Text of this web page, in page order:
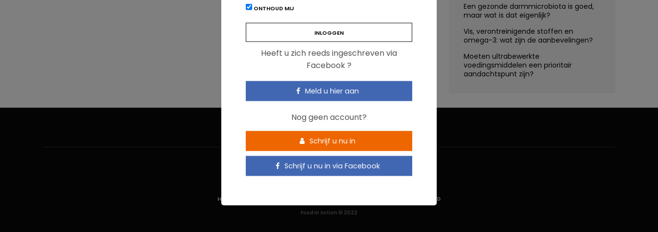
Een gezonde darmmicrobiota is goed,
maar wat is dat eigenlijk?
Vis, verontreinigende stoffen en
omega-3: wat zijn de aanbevelingen?
Moeten ultrabewerkte
voedingsmiddelen een prioritair
aandachtspunt zijn?
ONTHOUD MIJ
Heeft u zich reeds ingeschreven via
Facebook ?
Meld u hier aan
Nog geen account?
Schrijf u nu in
Schrijf u nu in via Facebook
HOME PRIVACYBELEID
Food In Action © 2022